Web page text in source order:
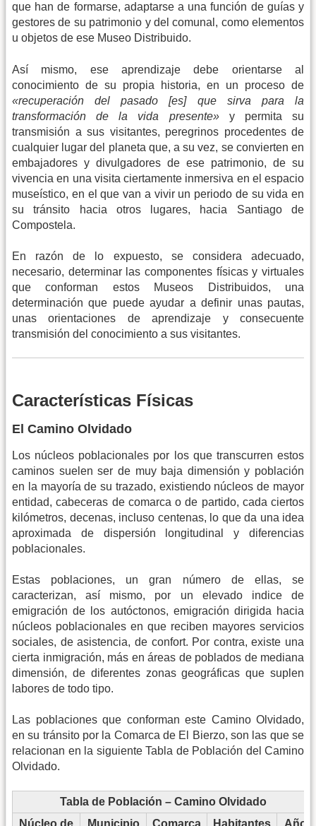
que han de formarse, adaptarse a una función de guías y
gestores de su patrimonio y del comunal, como elementos
u objetos de ese Museo Distribuido.
Así mismo, ese aprendizaje debe orientarse al
conocimiento de su propia historia, en un proceso de
«recuperación del pasado [es] que sirva para la
transformación de la vida presente»y permita su
transmisión a sus visitantes, peregrinos procedentes de
cualquier lugar del planeta que, a su vez, se convierten en
embajadores y divulgadores de ese patrimonio, de su
vivencia en una visita ciertamente inmersiva en el espacio
museístico, en el que van a vivir un periodo de su vida en
su tránsito hacia otros lugares, hacia Santiago de
Compostela.
En razón de lo expuesto, se considera adecuado,
necesario, determinar las componentes físicas y virtuales
que conforman estos Museos Distribuidos, una
determinación que puede ayudar a definir unas pautas,
unas orientaciones de aprendizaje y consecuente
transmisión del conocimiento a sus visitantes.
Características Físicas
El Camino Olvidado
Los núcleos poblacionales por los que transcurren estos
caminos suelen ser de muy baja dimensión y población
en la mayoría de su trazado, existiendo núcleos de mayor
entidad, cabeceras de comarca o de partido, cada ciertos
kilómetros, decenas, incluso centenas, lo que da una idea
aproximada de dispersión longitudinal y diferencias
poblacionales.
Estas poblaciones, un gran número de ellas, se
caracterizan, así mismo, por un elevado indice de
emigración de los autóctonos, emigración dirigida hacia
núcleos poblacionales en que reciben mayores servicios
sociales, de asistencia, de confort. Por contra, existe una
cierta inmigración, más en áreas de poblados de mediana
dimensión, de diferentes zonas geográficas que suplen
labores de todo tipo.
Las poblaciones que conforman este Camino Olvidado,
en su tránsito por la Comarca de El Bierzo, son las que se
relacionan en la siguiente Tabla de Población del Camino
Olvidado.
Tabla de Población – Camino Olvidado
Núcleo de
Municipio Comarca Habitantes Año